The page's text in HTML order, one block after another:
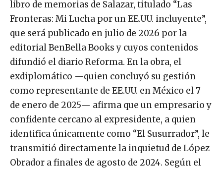
libro de memorias de Salazar, titulado “Las
Fronteras: Mi Lucha por un EE.UU. incluyente”,
que será publicado en julio de 2026 por la
editorial BenBella Books y cuyos contenidos
difundió el diario Reforma. En la obra, el
exdiplomático —quien concluyó su gestión
como representante de EE.UU. en México el 7
de enero de 2025— afirma que un empresario y
confidente cercano al expresidente, a quien
identifica únicamente como “El Susurrador”, le
transmitió directamente la inquietud de López
Obrador a finales de agosto de 2024. Según el